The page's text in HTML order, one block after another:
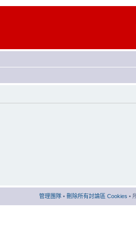
管理團隊 • 刪除所有討論區 Cookies •